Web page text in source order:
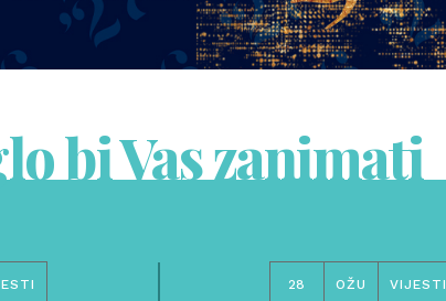
bi Vas zanimati
28 OŽU VIJESTI